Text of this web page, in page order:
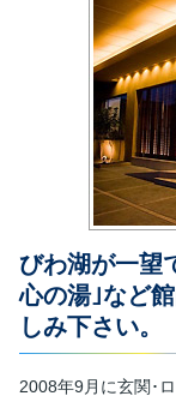
びわ湖が一望
心の湯｣など
しみ下さい。
2008年9月に玄関･